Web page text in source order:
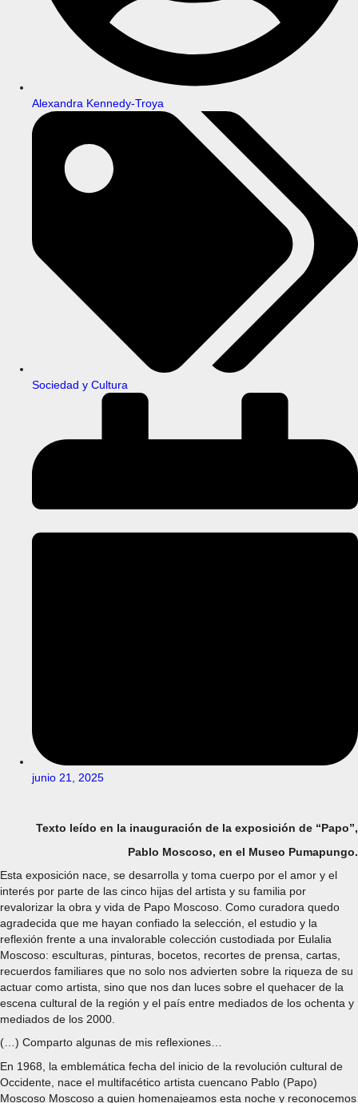
Alexandra Kennedy-Troya
Sociedad y Cultura
junio 21, 2025
Texto leído en la inauguración de la exposición de “Papo”,
Pablo Moscoso, en el Museo Pumapungo.
Esta exposición nace, se desarrolla y toma cuerpo por el amor y el
interés por parte de las cinco hijas del artista y su familia por
revalorizar la obra y vida de Papo Moscoso. Como curadora quedo
agradecida que me hayan confiado la selección, el estudio y la
reflexión frente a una invalorable colección custodiada por Eulalia
Moscoso: esculturas, pinturas, bocetos, recortes de prensa, cartas,
recuerdos familiares que no solo nos advierten sobre la riqueza de su
actuar como artista, sino que nos dan luces sobre el quehacer de la
escena cultural de la región y el país entre mediados de los ochenta y
mediados de los 2000.
(…) Comparto algunas de mis reflexiones…
En 1968, la emblemática fecha del inicio de la revolución cultural de
Occidente, nace el multifacético artista cuencano Pablo (Papo)
Moscoso Moscoso a quien homenajeamos esta noche y reconocemos